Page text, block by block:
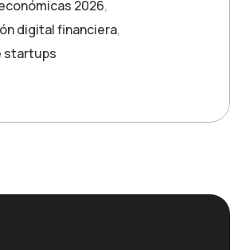
2026,
digital financiera,
startups